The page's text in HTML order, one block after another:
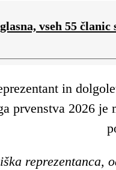
vseh 55
in
prvenstva 2026
reprezentanca,